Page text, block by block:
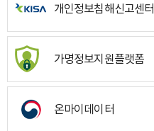
개인정보침해신고센터
가명정보지원플랫폼
온마이데이터